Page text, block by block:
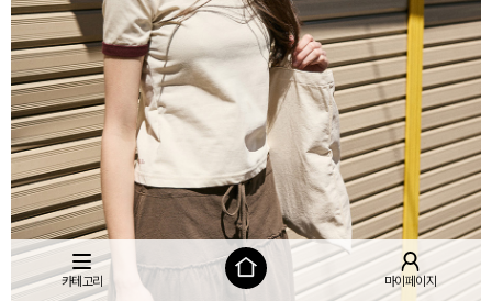
카테고리 마이페이지